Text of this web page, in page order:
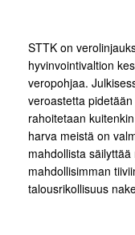
STTK on
hyvinvointivaltion
veropohjaa.
veroastetta
rahoitetaan
harva meistä on
mahdollista
mahdollisimman
talousrikollisuus